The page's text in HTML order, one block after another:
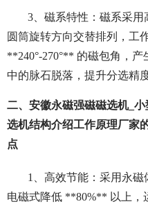
3、磁系特性：磁系采
圆筒旋转方向交替排列，工
**240°-270°** 的磁包角，
中的脉石脱落，提升分选精度
二、安徽永磁强磁磁选机_
选机结构介绍工作原理厂家
点
1、高效节能：采用永
电磁式降低 **80%** 以上，